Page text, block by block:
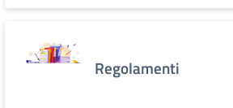
Regolamenti